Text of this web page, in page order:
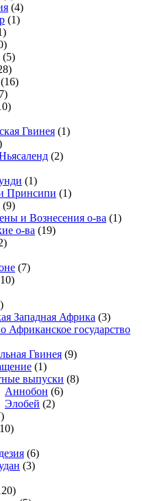
(4)
(1)
(5)
(16)
Гвинея (1)
(2)
(1)
Принсипи (1)
(9)
и Вознесения о-ва (1)
о-ва (19)
(7)
Западная Африка (3)
Африканское государство
Гвинея (9)
(1)
выпуски (8)
Аннобон (6)
Элобей (2)
(6)
(3)